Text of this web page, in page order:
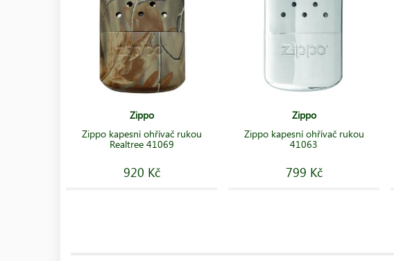
Zippo
Zippo kapesní ohřívač rukou
Realtree 41069
920 Kč
Zippo
Zippo kapesní ohřívač rukou
41063
799 Kč